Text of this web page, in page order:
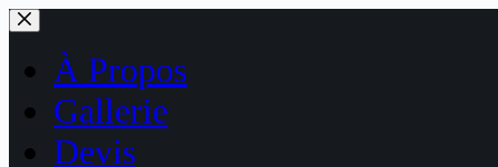
Passer
au
contenuÀ Propos
Gallerie
Devis